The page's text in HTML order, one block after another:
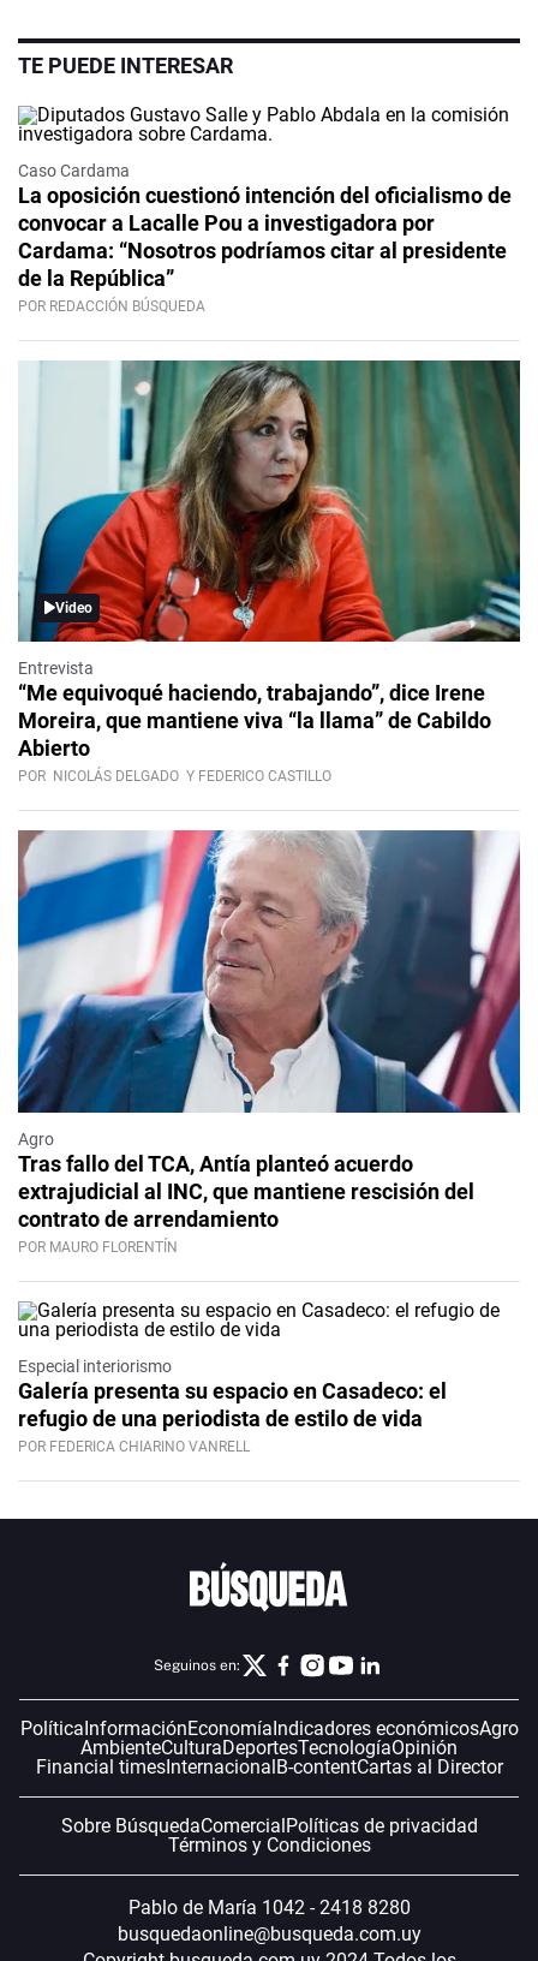
TE PUEDE INTERESAR
Caso Cardama
La oposición cuestionó intención del oficialismo de
convocar a Lacalle Pou a investigadora por
Cardama: “Nosotros podríamos citar al presidente
de la República”
POR REDACCIÓN BÚSQUEDA
Video
Entrevista
“Me equivoqué haciendo, trabajando”, dice Irene
Moreira, que mantiene viva “la llama” de Cabildo
Abierto
POR NICOLÁS DELGADO Y FEDERICO CASTILLO
Agro
Tras fallo del TCA, Antía planteó acuerdo
extrajudicial al INC, que mantiene rescisión del
contrato de arrendamiento
POR MAURO FLORENTÍN
Especial interiorismo
Galería presenta su espacio en Casadeco: el
refugio de una periodista de estilo de vida
POR FEDERICA CHIARINO VANRELL
Seguinos en:
PolíticaInformaciónEconomíaIndicadores económicosAgro
AmbienteCulturaDeportesTecnologíaOpinión
Financial timesInternacionalB-contentCartas al Director
Sobre BúsquedaComercialPolíticas de privacidad
Términos y Condiciones
Pablo de María 1042 - 2418 8280
busquedaonline@busqueda.com.uy